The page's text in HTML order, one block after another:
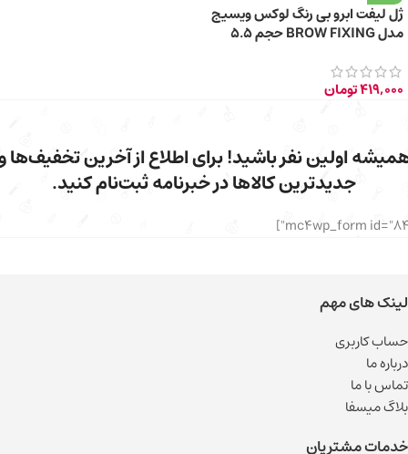
ژل لیفت ابرو بی‌ رنگ لوکس ویسیج
مدل BROW FIXING حجم 5.5
419,000تومان
اولین نفر باشید! برای اطلاع از آخرین تخفیف‌ها
جدیدترین کالاها در خبرنامه ثبت‌نام کنید.
لینک های مهم
حساب کاربری
درباره ما
تماس با ما
بلاگ میسفا
خدمات مشتریان